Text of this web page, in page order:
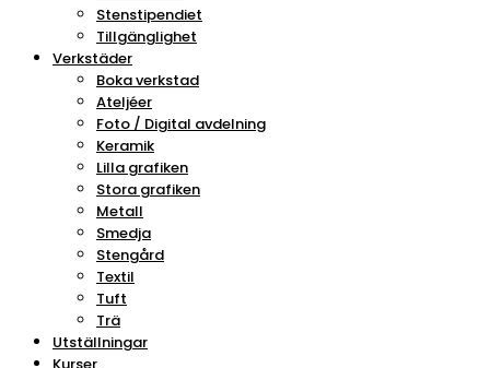
Stenstipendiet
Tillgänglighet
Verkstäder
Boka verkstad
Ateljéer
Foto / Digital avdelning
Keramik
Lilla grafiken
Stora grafiken
Metall
Smedja
Stengård
Textil
Tuft
Trä
Utställningar